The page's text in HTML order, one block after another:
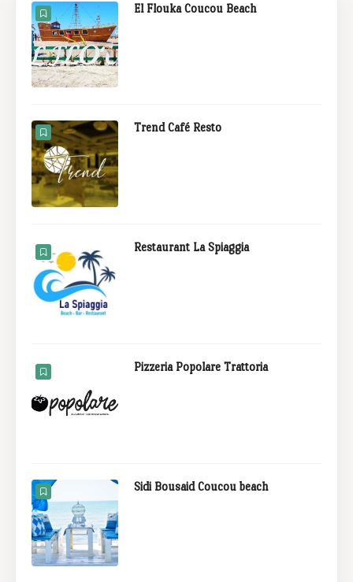
El Flouka Coucou Beach
Trend Café Resto
Restaurant La Spiaggia
Pizzeria Popolare Trattoria
Sidi Bousaid Coucou beach